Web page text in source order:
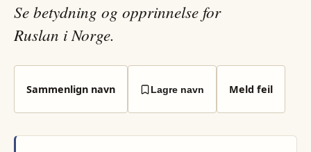
Se betydning og opprinnelse for
Ruslan i Norge.
Sammenlign navn Lagre navn Meld feil